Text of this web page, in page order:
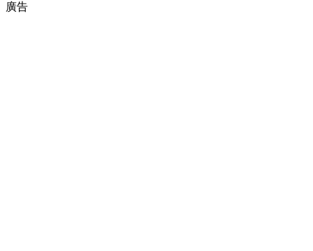
廣告